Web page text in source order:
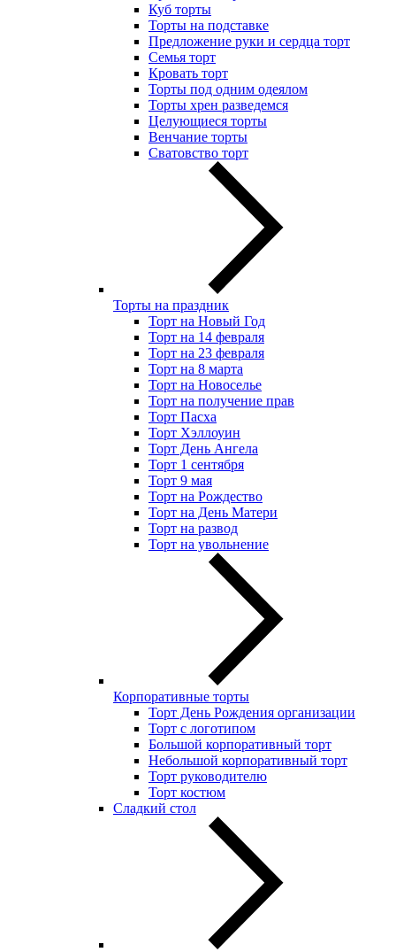
Куб торты
Торты на подставке
Предложение руки и сердца торт
Семья торт
Кровать торт
Торты под одним одеялом
Торты хрен разведемся
Целующиеся торты
Венчание торты
Сватовство торт
Торты на праздник
Торт на Новый Год
Торт на 14 февраля
Торт на 23 февраля
Торт на 8 марта
Торт на Новоселье
Торт на получение прав
Торт Пасха
Торт Хэллоуин
Торт День Ангела
Торт 1 сентября
Торт 9 мая
Торт на Рождество
Торт на День Матери
Торт на развод
Торт на увольнение
Корпоративные торты
Торт День Рождения организации
Торт с логотипом
Большой корпоративный торт
Небольшой корпоративный торт
Торт руководителю
Торт костюм
Сладкий стол